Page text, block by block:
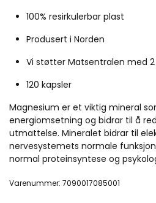
100% resirkulerbar plast
Produsert i Norden
Vi støtter Matsentralen med 2
120 kapsler
Magnesium er et viktig mineral
energiomsetning og bidrar til å
utmattelse. Mineralet bidrar til
nervesystemets normale
normal proteinsyntese og
Varenummer: 7090017085001